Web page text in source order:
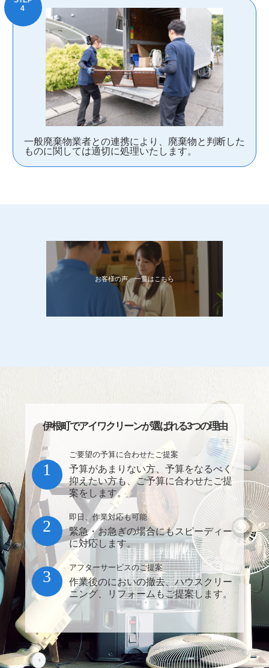
一般廃棄物業者との連携により、廃棄物と判断した
ものに関しては適切に処理いたします。
お客様の声、一覧はこちら
伊根町でアイワクリーンが選ばれる3つの理由
ご要望の予算に合わせたご提案
予算があまりない方、予算をなるべく
抑えたい方も、ご予算に合わせたご提
案をします。
1
即日、作業対応も可能
緊急・お急ぎの場合にもスピーディー
に対応します。
2
アフターサービスのご提案
作業後のにおいの撤去、ハウスクリー
ニング、リフォームもご提案します。
3